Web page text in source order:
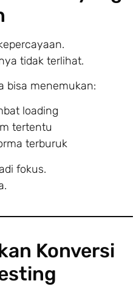
tidak terlihat.
bisa menemukan:
loading
tertentu
terburuk
fokus.
Konversi